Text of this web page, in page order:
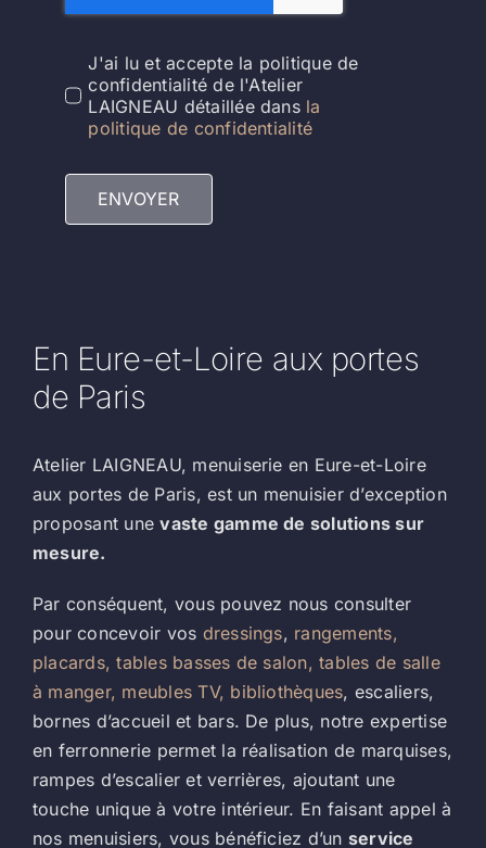
J'ai lu et accepte la politique de
confidentialité de l'Atelier
LAIGNEAU détaillée dans la
politique de confidentialité
ENVOYER
En Eure-et-Loire aux portes
de Paris
Atelier LAIGNEAU, menuiserie en Eure-et-Loire
aux portes de Paris, est un menuisier d’exception
proposant unevaste gamme de solutions sur
mesure.
Par conséquent, vous pouvez nous consulter
pour concevoir vos dressings, rangements,
placards, tables basses de salon, tables de salle
à manger, meubles TV, bibliothèques, escaliers,
bornes d’accueil et bars. De plus, notre expertise
en ferronnerie permet la réalisation de marquises,
rampes d’escalier et verrières, ajoutant une
touche unique à votre intérieur. En faisant appel à
nos menuisiers, vous bénéficiez d’un service